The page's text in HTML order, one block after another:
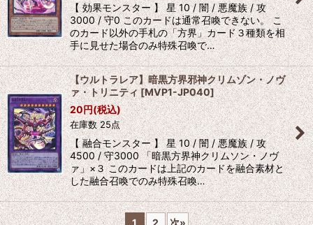
【 効果モンスター 】 星 10 / 闇 / 悪魔族 / 攻
3000 / 守0 このカードは通常召喚できない。 こ
のカード以外の手札の「方界」カード３種類を相
手に見せた場合のみ特殊召喚で…
【ウルトラレア】暗黒方界邪神クリムゾン・ノヴ
ァ・トリニティ[MVP1-JP040]
20円(税込)
在庫数 25点
【 融合モンスター 】 星 10 / 闇 / 悪魔族 / 攻
4500 / 守3000 「暗黒方界神クリムソン・ノヴ
ァ」×３ このカードは上記のカードを融合素材と
した融合召喚でのみ特殊召喚…
1 2 次»